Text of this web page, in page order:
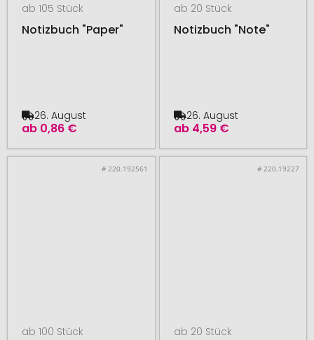
ab 105 Stück
Notizbuch "Paper"
ab 0,86 €
26. August
ab 20 Stück
Notizbuch "Note"
ab 4,59 €
26. August
# 220.192561
ab 100 Stück
# 220.19227
ab 20 Stück